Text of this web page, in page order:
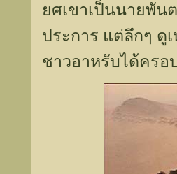
ยศเขาเป็นนายพั
ประการ แต่ลึกๆ ดู
ชาวอาหรับได้ครอ